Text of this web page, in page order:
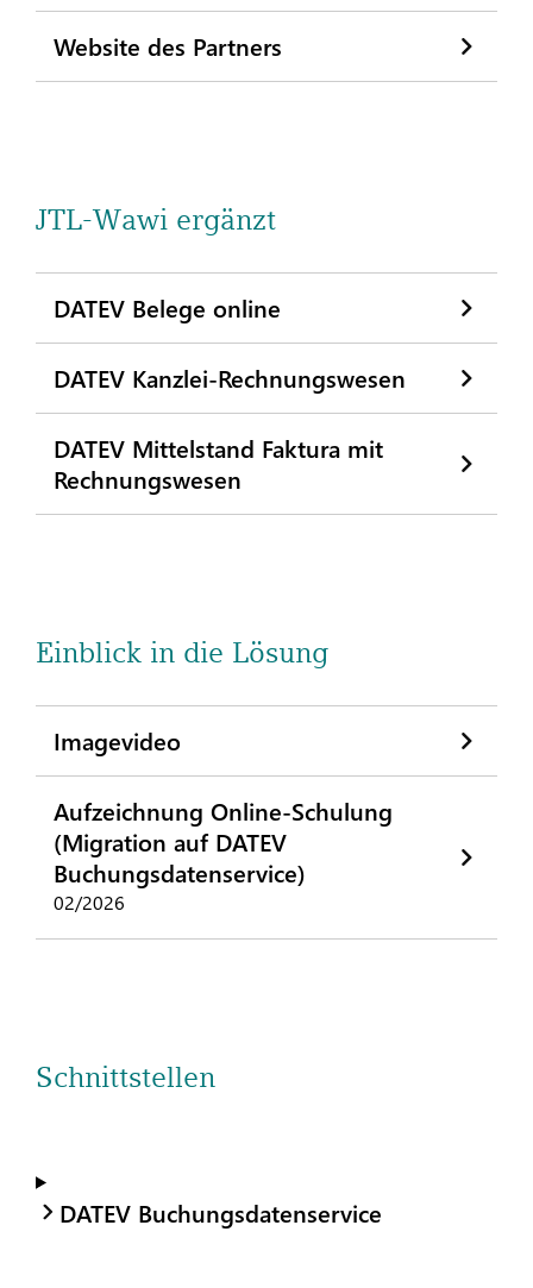
Website des Partners
JTL-Wawi ergänzt
DATEV Belege online
DATEV Kanzlei-Rechnungswesen
DATEV Mittelstand Faktura mit
Rechnungswesen
Einblick in die Lösung
Imagevideo
Aufzeichnung Online-Schulung
(Migration auf DATEV
Buchungsdatenservice)
02/2026
Schnittstellen
DATEV Buchungsdatenservice